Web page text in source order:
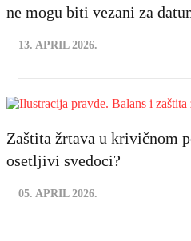
ne mogu biti vezani za
13. APRIL 2026.
Zaštita žrtava u krivičnom
osetljivi svedoci?
05. APRIL 2026.